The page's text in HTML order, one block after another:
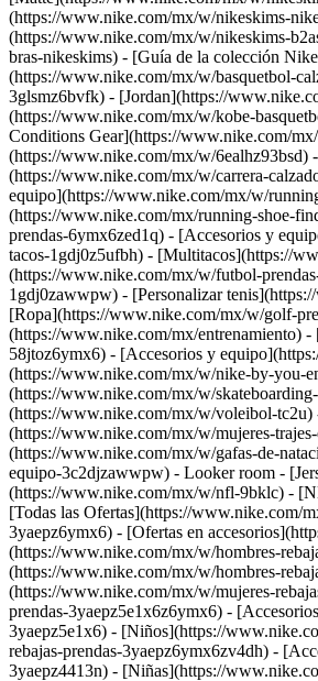
(https://www.nike.com/mx/w/nikeskims-
(https://www.nike.com/mx/w/nikeskims-
bras-nikeskims) - [Guía de la colección
(https://www.nike.com/mx/w/basquetbol-
3glsmz6bvfk) - [Jordan](https://
(https://www.nike.com/mx/w/kobe-
Conditions Gear](https://www.nike.com/
(https://www.nike.com/mx/w/6ealhz93bsd)
(https://www.nike.com/mx/w/carrera-
equipo](https://www.nike.com/mx/w/
(https://www.nike.com/mx/running-shoe-
prendas-6ymx6zed1q) - [Accesorios y
tacos-1gdj0z5ufbh) - [Multitacos](https://
(https://www.nike.com/mx/w/futbol-
1gdj0zawwpw) - [Personalizar
[Ropa](https://www.nike.com/mx/w/golf-
(https://www.nike.com/mx/entrenamiento)
58jtoz6ymx6) - [Accesorios y
(https://www.nike.com/mx/w/nike-by-you-
(https://www.nike.com/mx/w/
(https://www.nike.com/mx/w/voleibol-
(https://www.nike.com/mx/w/mujeres-
(https://www.nike.com/mx/w/gafas-de-
equipo-3c2djzawwpw) - Looker room -
(https://www.nike.com/mx/w/nfl-9bklc) -
[Todas las Ofertas](https://www.nike.com/
3yaepz6ymx6) - [Ofertas en
(https://www.nike.com/mx/w/hombres-
(https://www.nike.com/mx/w/hombres-
(https://www.nike.com/mx/w/mujeres-
prendas-3yaepz5e1x6z6ymx6) -
3yaepz5e1x6) - [Niños](https://
rebajas-prendas-3yaepz6ymx6zv4dh) -
3yaepz4413n) - [Niñas](https://